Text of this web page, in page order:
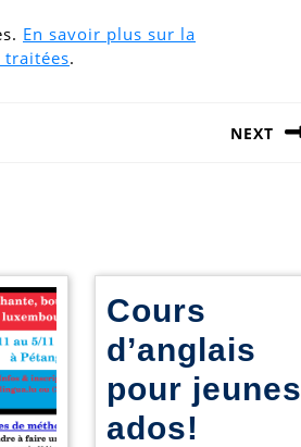
En savoir plus sur la
traitées.
NEXT
Cours
d’anglais
pour jeunes
ados!